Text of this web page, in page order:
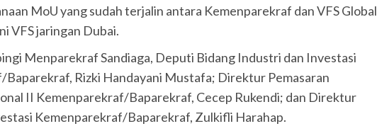
MoU yang sudah terjalin antara Kemenparekraf dan VFS Global
VFS jaringan Dubai.
Menparekraf Sandiaga, Deputi Bidang Industri dan Investasi
Rizki Handayani Mustafa; Direktur Pemasaran
II Kemenparekraf/Baparekraf, Cecep Rukendi; dan Direktur
Kemenparekraf/Baparekraf, Zulkifli Harahap.